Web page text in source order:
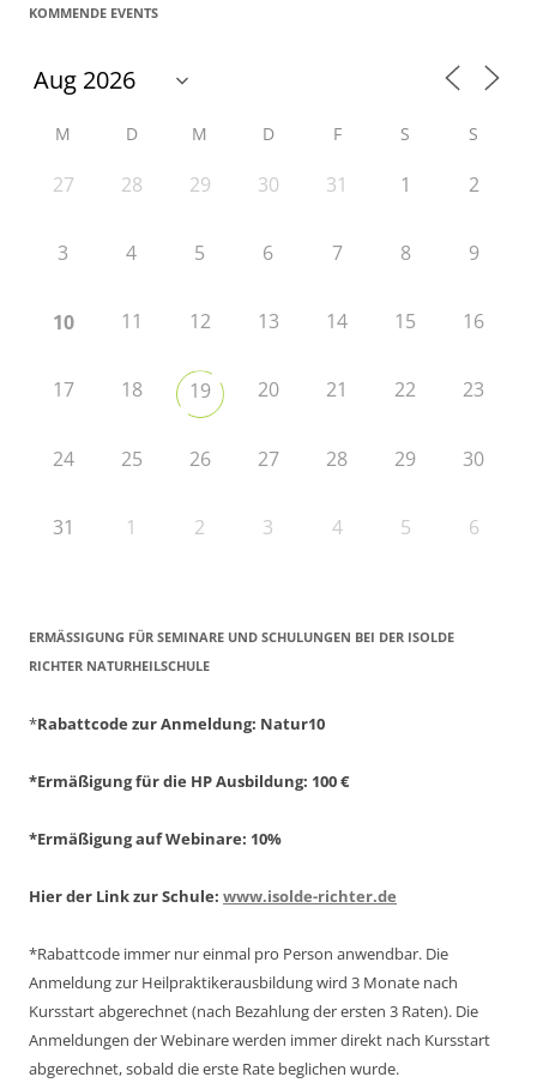
KOMMENDE EVENTS
M D M D F S S
27 28 29 30 31 1 2
3 4 5 6 7 8 9
10 11 12 13 14 15 16
17 18 19 20 21 22 23
24 25 26 27 28 29 30
31 1 2 3 4 5 6
ERMÄSSIGUNG FÜR SEMINARE UND SCHULUNGEN BEI DER ISOLDE R
ICHTER NATURHEILSCHULE
*Rabattcode zur Anmeldung: Natur10
*Ermäßigung für die HP Ausbildung: 100 €
*Ermäßigung auf Webinare: 10%
Hier der Link zur Schule: www.isolde-richter.de
*Rabattcode immer nur einmal pro Person anwendbar. Die
Anmeldung zur Heilpraktikerausbildung wird 3 Monate nach
Kursstart abgerechnet(nach Bezahlung der ersten 3 Raten). Die
Anmeldungen der Webinare werden immer direkt nach Kursstart
abgerechnet,sobald die erste Rate beglichen wurde.